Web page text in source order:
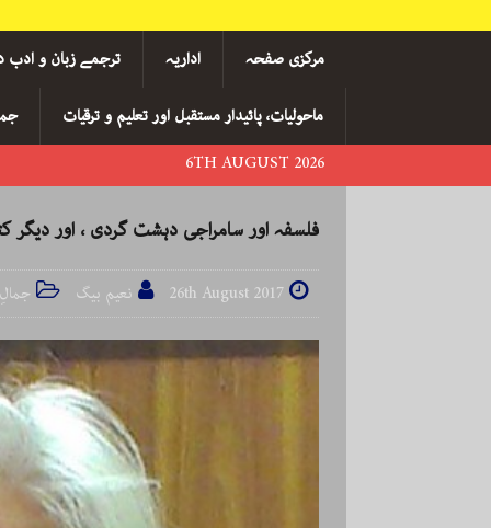
مرکزی صفحہ اداریہ ترجمے زبان و ادب
ماحولیات، پائیدار مستقبل اور تعلیم و ترقیات
6TH AUGUST 2026
فلسفہ اور سامراجی دہشت گردی ، اور دیگر
26th August 2017 نعیم بیگ